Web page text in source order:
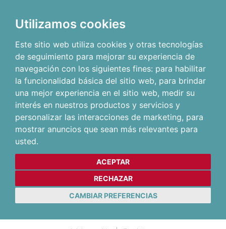
Utilizamos cookies
Este sitio web utiliza cookies y otras tecnologías
de seguimiento para mejorar su experiencia de
navegación con los siguientes fines: para habilitar
la funcionalidad básica del sitio web, para brindar
una mejor experiencia en el sitio web, medir su
interés en nuestros productos y servicios y
personalizar las interacciones de marketing, para
mostrar anuncios que sean más relevantes para
usted.
ACEPTAR
RECHAZAR
CAMBIAR PREFERENCIAS